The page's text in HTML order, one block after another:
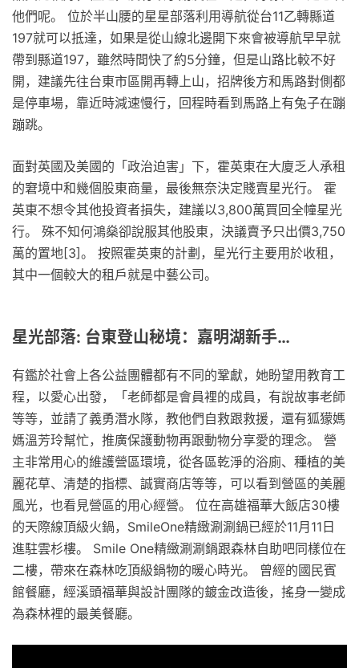
他們呢。 位於半山腰的星星部落利用導航從台11乙轉縣道
197就可以抵達，如果是從山線北邊開下來會被導航早早就
帶到縣道197，雖然時間快了約5分鐘，但是山路比較不好
開，建議先往台東市區開再轉上山，招牌後方和馬路對側都
是停車場，靠近時減速慢行，回程時看到馬路上有兔子在蹦
蹦跳。
面對英國及美國的「政治迫害」下，霍英東在大廈乏人承租
的窘境中和幾個股東商量，最後無奈決定賤賣星光行。 霍
英東不想令其他投資者損失，建議以3,800萬買回全幢星光
行。 殊不知何鴻燊卻說服其他股東，決議賣予只出價3,750
萬的置地[3]。 按照霍英東的計劃，星光行主要用於收租，
其中一個較大的租戶就是中藝公司。
星光部落: 台東登山秘境：嘉明湖新手…
有鑑於社會上各公益團體都有不同的鞏獻，她盼望用教育工
程，以愛心出發，「老師都是會員裡的成員，有說故事老師
等等，並請了義勇潛水隊，教他們自救跟救援，還有狐獴媽
媽溫芳玲幫忙，推廣保護動物再跟動物分享愛的理念。 營
主非常用心的維護營區環境，從各區乾淨的浴廁、種植的美
麗花草、清楚的指標、誠實商店等等，可以看到營區的美麗
風光，也看見營區的用心經營。 位在高雄福華大飯店30樓
的天際線頂級火鍋，SmileOne精緻涮涮鍋已經於11月11日
進駐雲杉樓。 Smile One精緻涮涮鍋跟森林自助吧同樣位在
二樓，帶來在森林吃頂級鍋物的暖心時光。 曾經的國民賓
館餐廳，經溪頭福華與設計團隊的鍍金改造後，搖身一變成
為森林裡的最美餐廳。